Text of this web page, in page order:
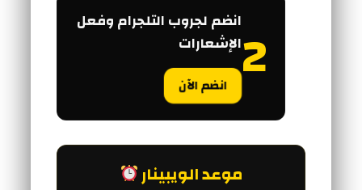
2انضم لجروب التلجرام وفعل
الإشعارات
انضم الآن
موعد الويبينار